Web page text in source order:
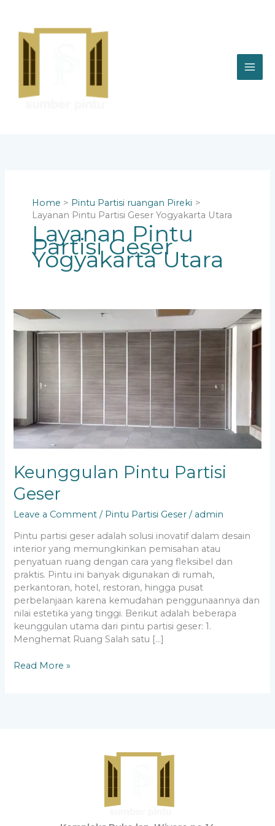
content
Home
Pintu Partisi ruangan Pireki
Layanan Pintu Partisi Geser Yogyakarta Utara
Layanan Pintu
Partisi Geser
Yogyakarta Utara
Keunggulan Pintu Partisi
Geser
Leave a Comment / Pintu Partisi Geser / admin
Pintu partisi geser adalah solusi inovatif dalam desain
interior yang memungkinkan pemisahan atau
penyatuan ruang dengan cara yang fleksibel dan
praktis. Pintu ini banyak digunakan di rumah,
perkantoran, hotel, restoran, hingga pusat
perbelanjaan karena kemudahan penggunaannya dan
nilai estetika yang tinggi. Berikut adalah beberapa
keunggulan utama dari pintu partisi geser: 1.
Menghemat Ruang Salah satu […]
Keunggulan
Pintu
Partisi
Read More »